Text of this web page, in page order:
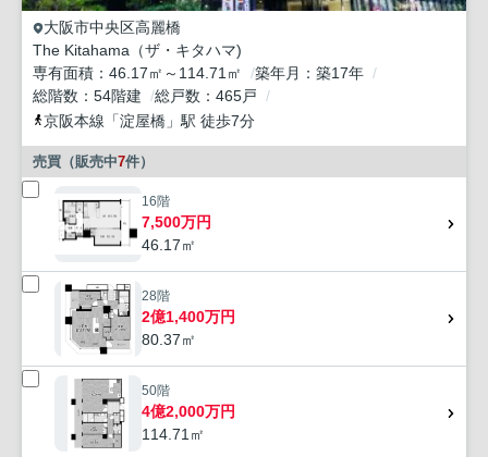
大阪市中央区高麗橋
The Kitahama（ザ・キタハマ)
専有面積
46.17㎡～114.71㎡ 築年月
築17年
総階数
54階建 総戸数
465戸
京阪本線 「淀屋橋 」駅 徒歩7分
売買（販売中7件）
16階
7,500万円
46.17㎡
28階
2億1,400万円
80.37㎡
50階
4億2,000万円
114.71㎡